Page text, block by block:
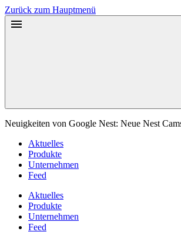
Zurück zum Hauptmenü
Neuigkeiten von Google Nest: Neue Nest
Aktuelles
Produkte
Unternehmen
Feed
Aktuelles
Produkte
Unternehmen
Feed